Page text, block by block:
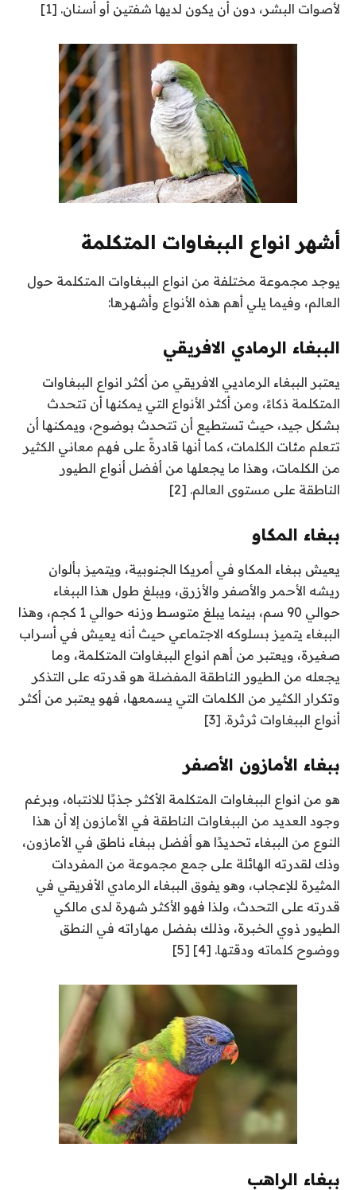
لأصوات البشر، دون أن يكون لديها شفتين أو أسنان. [1]
أشهر انواع الببغاوات المتكلمة
يوجد مجموعة مختلفة من انواع الببغاوات المتكلمة حول
العالم، وفيما يلي أهم هذه الأنواع وأشهرها:
الببغاء الرمادي الافريقي
يعتبر الببغاء الرماديي الافريقي من أكثر انواع الببغاوات
المتكلمة ذكاءً، ومن أكثر الأنواع التي يمكنها أن تتحدث
بشكل جيد، حيث تستطيع أن تتحدث بوضوح، ويمكنها أن
تتعلم مئات الكلمات، كما أنها قادرةً على فهم معاني الكثير
من الكلمات، وهذا ما يجعلها من أفضل أنواع الطيور
الناطقة على مستوى العالم. [2]
ببغاء المكاو
يعيش ببغاء المكاو في أمريكا الجنوبية، ويتميز بألوان
ريشه الأحمر والأصفر والأزرق، ويبلغ طول هذا الببغاء
حوالي 90 سم، بينما يبلغ متوسط وزنه حوالي 1 كجم، وهذا
الببغاء يتميز بسلوكه الاجتماعي حيث أنه يعيش في أسراب
صغيرة، ويعتبر من أهم انواع الببغاوات المتكلمة، وما
يجعله من الطيور الناطقة المفضلة هو قدرته على التذكر
وتكرار الكثير من الكلمات التي يسمعها، فهو يعتبر من أكثر
أنواع الببغاوات ثرثرة. [3]
ببغاء الأمازون الأصفر
هو من انواع الببغاوات المتكلمة الأكثر جذبًا للانتباه، وبرغم
وجود العديد من الببغاوات الناطقة في الأمازون إلا أن هذا
النوع من الببغاء تحديدًا هو أفضل ببغاء ناطق في الأمازون،
وذك لقدرته الهائلة على جمع مجموعة من المفردات
المثيرة للإعجاب، وهو يفوق الببغاء الرمادي الأفريقي في
قدرته على التحدث، ولذا فهو الأكثر شهرة لدى مالكي
الطيور ذوي الخبرة، وذلك بفضل مهاراته في النطق
ووضوح كلماته ودقتها. [4] [5]
ببغاء الراهب